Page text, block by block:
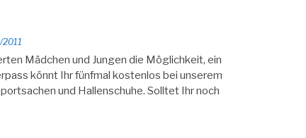
Mädchen und Jungen die Möglichkeit, ein
könnt Ihr fünfmal kostenlos bei unserem
und Hallenschuhe. Solltet Ihr noch